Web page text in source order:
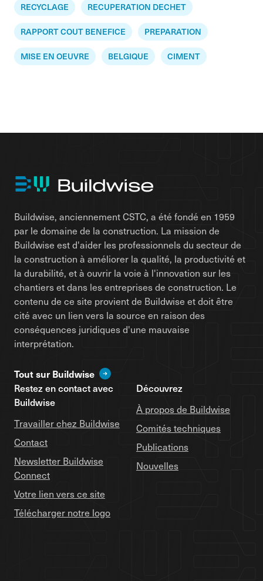
RECYCLAGE RECUPERATION DECHET
RAPPORT COUT BENEFICE PREPARATION
MISE EN OEUVRE BELGIQUE CIMENT
Buildwise, anciennement CSTC, a été fondé en 1959
par le domaine de la construction. La mission de
Buildwise est d'aider les professionnels du secteur de
la construction à améliorer la qualité, la productivité et
la durabilité, et à ouvrir la voie à l'innovation sur les
chantiers et dans les entreprises de construction. Le
contenu de ce site provient de Buildwise et doit être
cité avec un lien vers la source en raison des
conséquences juridiques d'une mauvaise
interprétation.
Tout sur Buildwise
Restez en contact avec
Buildwise
Travailler chez Buildwise
Contact
Newsletter Buildwise
Connect
Votre lien vers ce site
Télécharger notre logo
Découvrez
À propos de Buildwise
Comités techniques
Publications
Nouvelles